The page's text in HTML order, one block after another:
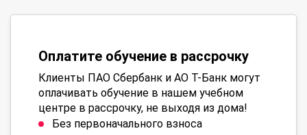
Оплатите обучение в рассрочку
Клиенты ПАО Сбербанк и АО Т-Банк могут
оплачивать обучение в нашем учебном
центре в рассрочку, не выходя из дома!
Без первоначального взноса